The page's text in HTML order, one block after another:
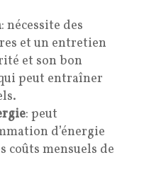
: nécessite des
et un entretien
et son bon
peut entraîner
: peut
d’énergie
coûts mensuels de